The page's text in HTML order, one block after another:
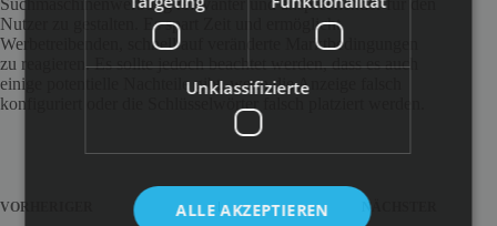
Suchmaschinenwerbung relevanter und ansprechender für den
Nutzer zu gestalten. Es spart Zeit und ermöglicht
Werbetreibenden, schnell auf veränderte Marktbedingungen
zu reagieren. Es sollte jedoch beachtet werden, dass es auch
einige potentielle Nachteile gibt, wenn die Anzeige falsch
konfiguriert oder die Schlüsselwörter falsch platziert werden.
VORHERIGER NÄCHSTER
Unklassifizierte
ALLE AKZEPTIEREN